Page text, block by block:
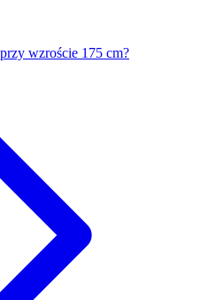
wzroście 175 cm?